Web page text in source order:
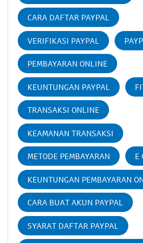
CARA DAFTAR PAYPAL
VERIFIKASI PAYPAL
PEMBAYARAN ONLINE
KEUNTUNGAN PAYPAL
TRANSAKSI ONLINE
KEAMANAN TRANSAKSI
METODE PEMBAYARAN E
KEUNTUNGAN PEMBAYARAN
CARA BUAT AKUN PAYPAL
SYARAT DAFTAR PAYPAL